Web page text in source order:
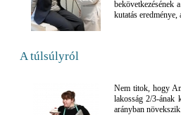
bekövetkezésének
kutatás
A túlsúlyról
Nem titok, hogy
lakosság 2/3-ának
arányban növekszik.